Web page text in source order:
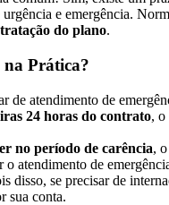
e emergência.
do plano.
Prática?
de atendimento de
24 horas do contrato, o
no período de carência,
o atendimento de
disso, se precisar de
sua conta.